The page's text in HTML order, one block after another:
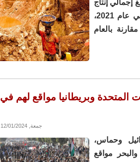
بلغ إجمالي إنتاج
مناجم الذهب في أفريقيا 680.3 طن متري في عام 2021،
0.5% تقريبًا مقارنة بالعام
المتحدة وبريطانيا مواقع لهم في
جمعة, 12/01/2024 - 13:39
وحماس،
مواقع